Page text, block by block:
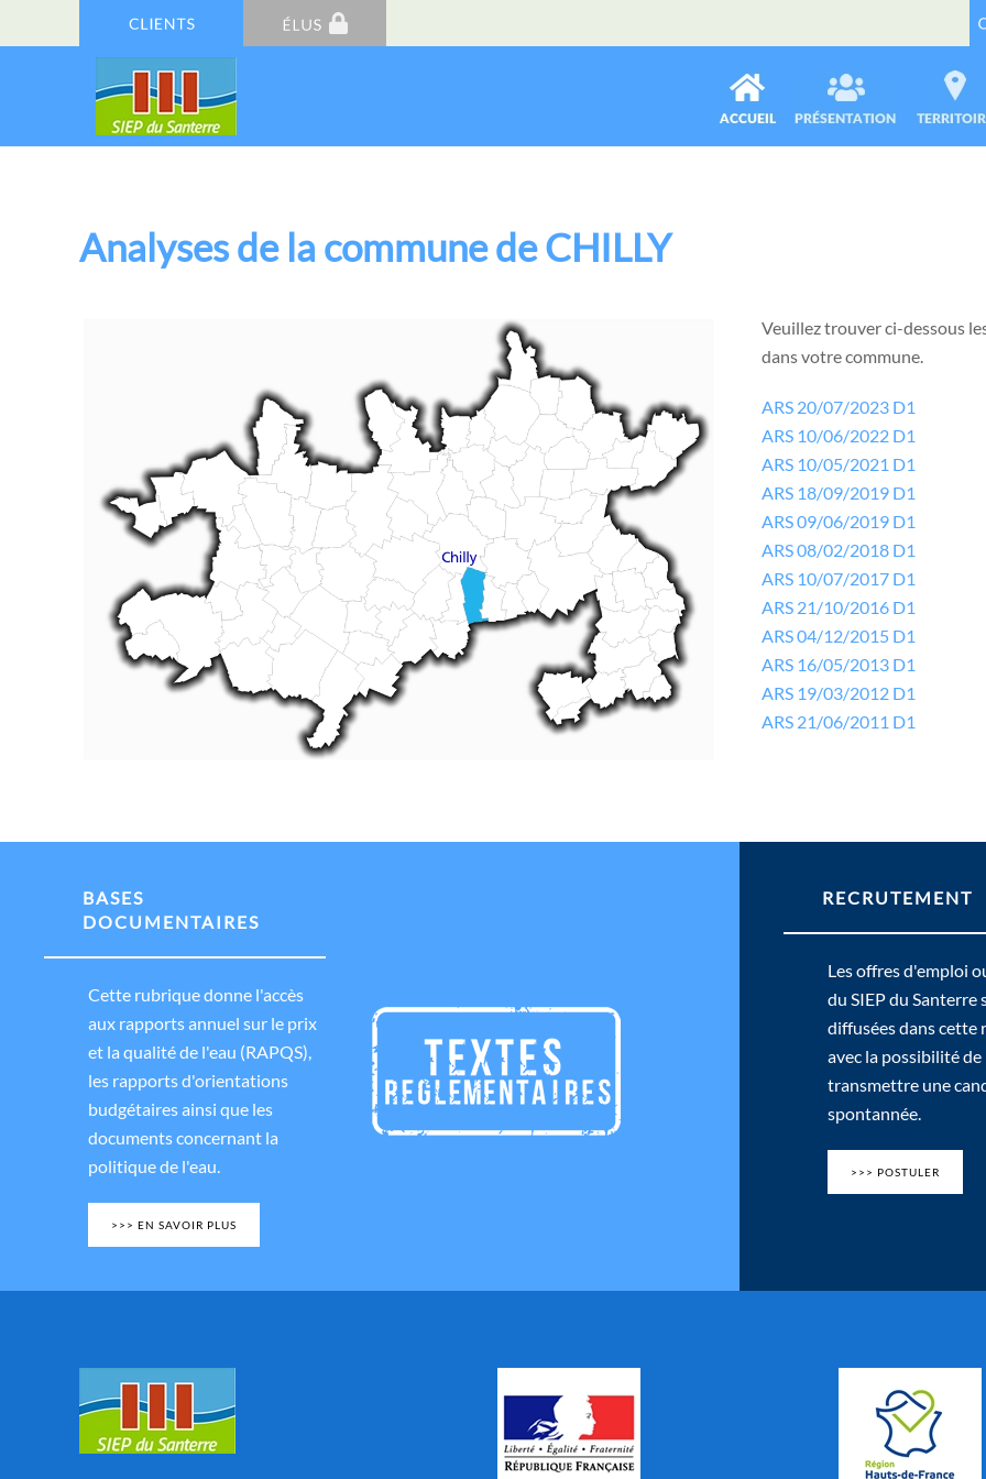
Analyses de la commune de CHILLY
Veuillez trouver ci-dessous
dans votre commune.
ARS 20/07/2023 D1
ARS 10/06/2022 D1
ARS 10/05/2021 D1
ARS 18/09/2019 D1
ARS 09/06/2019 D1
ARS 08/02/2018 D1
ARS 10/07/2017 D1
ARS 21/10/2016 D1
ARS 04/12/2015 D1
ARS 16/05/2013 D1
ARS 19/03/2012 D1
ARS 21/06/2011 D1
BASES
DOCUMENTAIRES
Cette rubrique donne l'accès
aux rapports annuel sur le prix
et la qualité de l'eau (RAPQS),
les rapports d'orientations
budgétaires ainsi que les
documents concernant la
politique de l'eau.
>>> EN SAVOIR PLUS
RECRUTEMENT
Les offres d'emploi
du SIEP du Santerre
diffusées dans cette
avec la possibilité de
transmettre une
spontannée.
>>> POSTULER